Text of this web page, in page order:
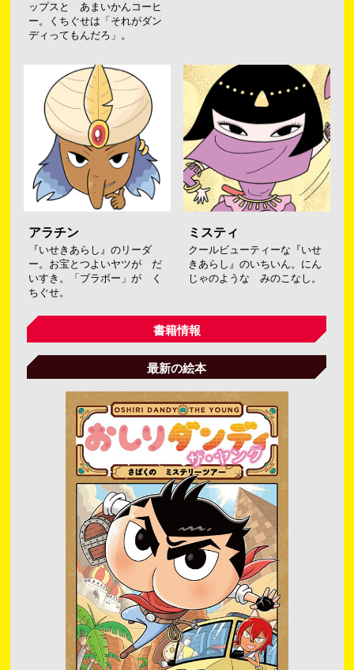
ップスと あまいかんコーヒ
ー。くちぐせは「それがダン
ディってもんだろ」。
アラチン
『いせきあらし』のリーダ
ー。お宝とつよいヤツが だ
いすき。「ブラボー」が く
ちぐせ。
ミスティ
クールビューティーな『いせ
きあらし』のいちいん。にん
じゃのような みのこなし。
書籍情報
最新の絵本